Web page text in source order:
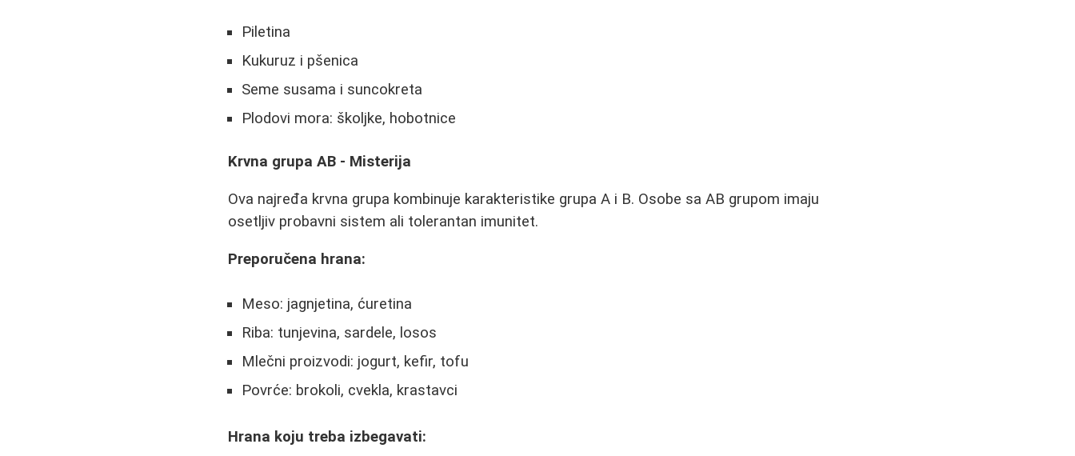
Piletina
Kukuruz i pšenica
Seme susama i suncokreta
Plodovi mora: školjke, hobotnice
Krvna grupa AB - Misterija
Ova najređa krvna grupa kombinuje karakteristike grupa A i B. Osobe sa AB grupom imaju
osetljiv probavni sistem ali tolerantan imunitet.
Preporučena hrana:
Meso: jagnjetina, ćuretina
Riba: tunjevina, sardele, losos
Mlečni proizvodi: jogurt, kefir, tofu
Povrće: brokoli, cvekla, krastavci
Hrana koju treba izbegavati: